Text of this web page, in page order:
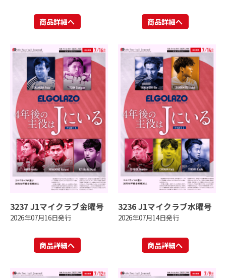
商品詳細へ 商品詳細へ
3237 J1マイクラブ金曜号
2026年07月16日発行
商品詳細へ
3236 J1マイクラブ水曜号
2026年07月14日発行
商品詳細へ